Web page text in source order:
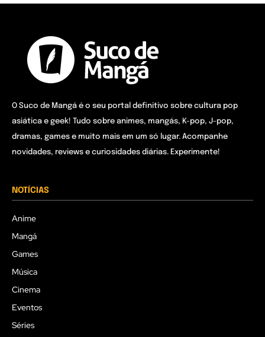
O Suco de Mangá é o seu portal definitivo sobre cultura pop
asiática e geek! Tudo sobre animes, mangás, K-pop, J-pop,
dramas, games e muito mais em um só lugar. Acompanhe
novidades, reviews e curiosidades diárias. Experimente!
NOTÍCIAS
Anime
Mangá
Games
Música
Cinema
Eventos
Séries